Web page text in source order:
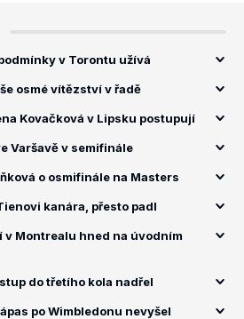
v Torontu užívá
osmé vítězství v řadě
Kovačková v Lipsku postupují
Varšavě v semifinále
o osmifinále na Masters
kanára, přesto padl
v Montrealu hned na úvodním
do třetího kola nadřel
po Wimbledonu nevyšel